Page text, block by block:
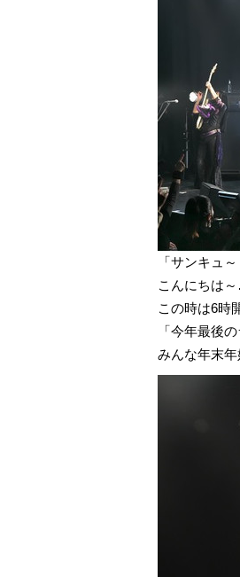
「サンキュ
こんにちは
この時は6時
「今年最後
みんな年末